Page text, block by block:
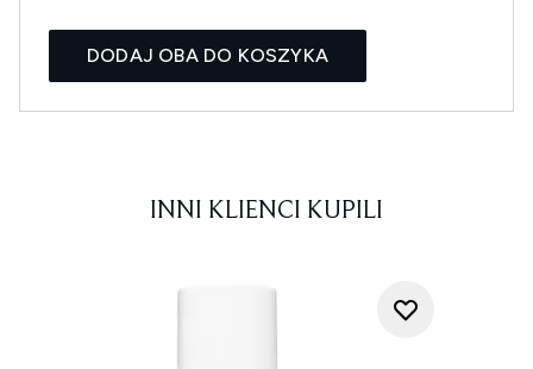
DODAJ OBA DO KOSZYKA
INNI KLIENCI KUPILI